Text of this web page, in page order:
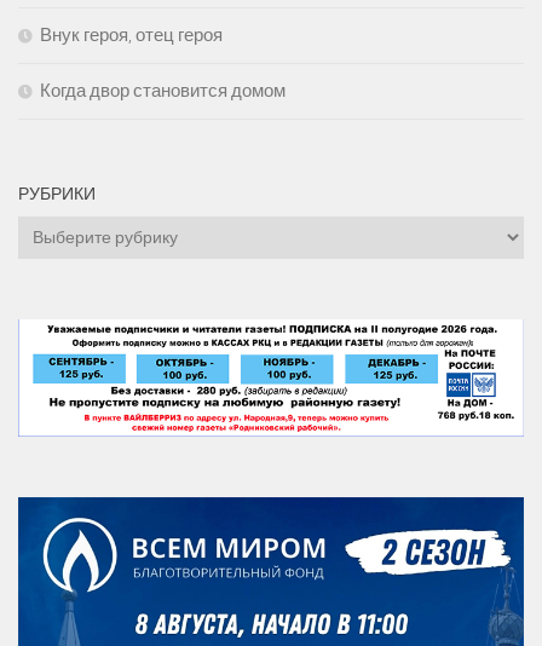
Внук героя, отец героя
Когда двор становится домом
РУБРИКИ
Рубрики